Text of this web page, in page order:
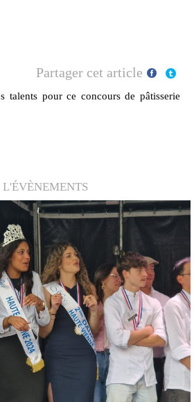
Partager cet article
talents pour ce concours de pâtisserie
L'ÉVÈNEMENTS